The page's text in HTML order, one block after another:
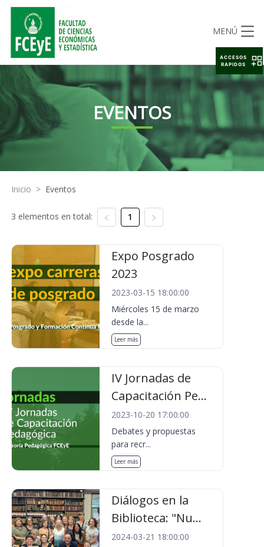
MENÚ
EVENTOS
Inicio > Eventos
3 elementos en total: 1
Expo Posgrado
2023
2023-03-15 18:00:00
Miércoles 15 de marzo
desde la...
Leer más
IV Jornadas de
Capacitación Pe...
2023-10-20 17:00:00
Debates y propuestas
para recr...
Leer más
Diálogos en la
Biblioteca: "Nu...
2024-03-21 18:00:00
ACCESOS
RAPIDOS